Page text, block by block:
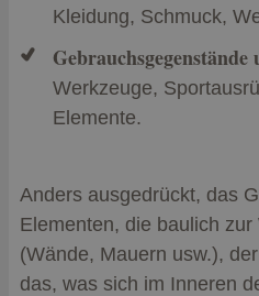
Kleidung, Schmuck,
Werkzeuge,
Elemente.
Anders ausgedrückt, das
Elementen, die baulich
(Wände, Mauern usw.),
das, was sich im Inneren